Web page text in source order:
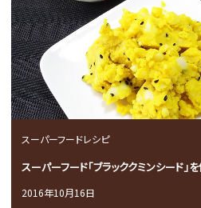
スーパーフードレシピ
スーパーフード「ブラッククミンシード
2016年10月16日